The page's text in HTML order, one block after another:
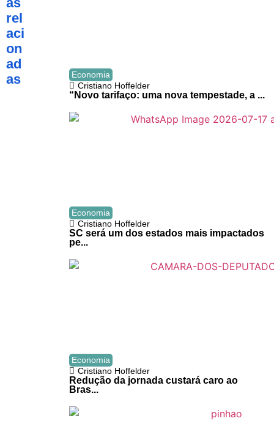
rel
aci
on
ad
as
Economia
Cristiano Hoffelder
“Novo tarifaço: uma nova tempestade, a ...
Economia
Cristiano Hoffelder
SC será um dos estados mais impactados
pe...
Economia
Cristiano Hoffelder
Redução da jornada custará caro ao
Bras...